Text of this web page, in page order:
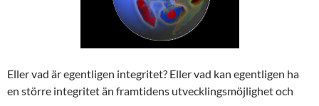
Eller vad är egentligen integritet? Eller vad kan egentligen ha
en större integritet än framtidens utvecklingsmöjlighet och